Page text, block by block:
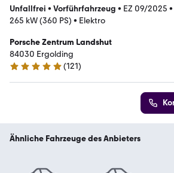
Unfallfrei • Vorführfahrzeug • EZ 09/2025 •
265 kW (360 PS) • Elektro
Porsche Zentrum Landshut
84030 Ergolding
5 Sterne
(121)
Ähnliche Fahrzeuge des Anbieters